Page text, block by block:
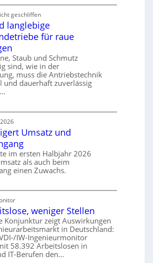
geschliffen
langlebige
für raue
Staub und Schmutz
sind, wie in der
muss die Antriebstechnik
und dauerhaft zuverlässig
Umsatz und
im ersten Halbjahr 2026
als auch beim
einen Zuwachs.
weniger Stellen
Konjunktur zeigt Auswirkungen
in Deutschland:
IW-Ingenieurmonitor
58.392 Arbeitslosen in
IT-Berufen den…